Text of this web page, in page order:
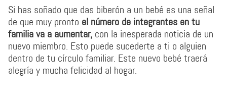
Si has soñado que das biberón a un bebé es una señal
de que muy pronto el número de integrantes en tu
familia va a aumentar, con la inesperada noticia de un
nuevo miembro. Esto puede sucederte a ti o alguien
dentro de tu círculo familiar. Este nuevo bebé traerá
alegría y mucha felicidad al hogar.